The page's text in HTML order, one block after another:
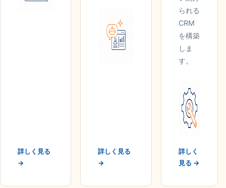
詳しく見る
→
詳しく見る
→
られる
CRM
を構築
しま
す。
詳しく
見る →